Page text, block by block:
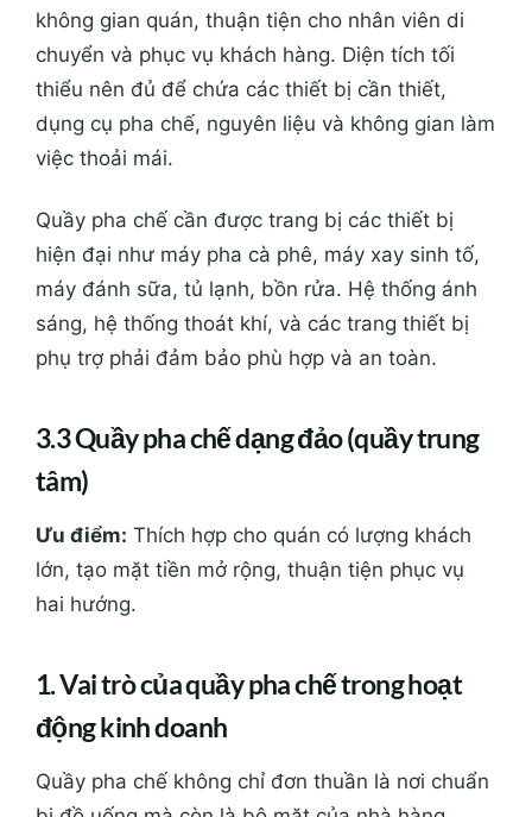
không gian quán, thuận tiện cho nhân viên di
chuyển và phục vụ khách hàng. Diện tích tối
thiểu nên đủ để chứa các thiết bị cần thiết,
dụng cụ pha chế, nguyên liệu và không gian làm
việc thoải mái.
Quầy pha chế cần được trang bị các thiết bị
hiện đại như máy pha cà phê, máy xay sinh tố,
máy đánh sữa, tủ lạnh, bồn rửa. Hệ thống ánh
sáng, hệ thống thoát khí, và các trang thiết bị
phụ trợ phải đảm bảo phù hợp và an toàn.
3.3 Quầy pha chế dạng đảo (quầy trung
tâm)
Ưu điểm: Thích hợp cho quán có lượng khách
lớn, tạo mặt tiền mở rộng, thuận tiện phục vụ
hai hướng.
1. Vai trò của quầy pha chế trong hoạt
động kinh doanh
Quầy pha chế không chỉ đơn thuần là nơi chuẩn